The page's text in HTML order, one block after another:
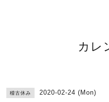
カレ
稽古休み 2020-02-24 (Mon)